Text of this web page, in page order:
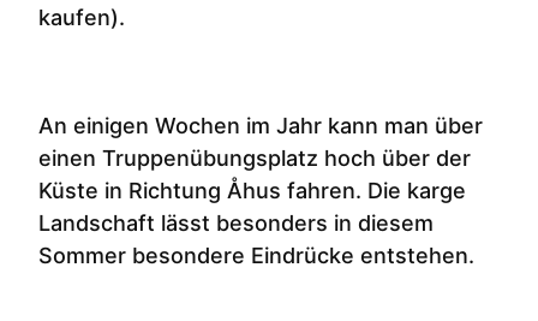
kaufen).
An einigen Wochen im Jahr kann man über
einen Truppenübungsplatz hoch über der
Küste in Richtung Åhus fahren. Die karge
Landschaft lässt besonders in diesem
Sommer besondere Eindrücke entstehen.